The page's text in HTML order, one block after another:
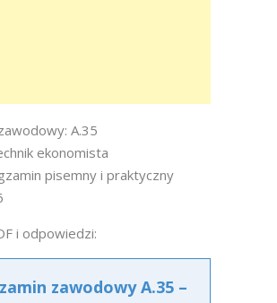
A.35
ekonomista
pisemny i praktyczny
i odpowiedzi:
zawodowy A.35 –